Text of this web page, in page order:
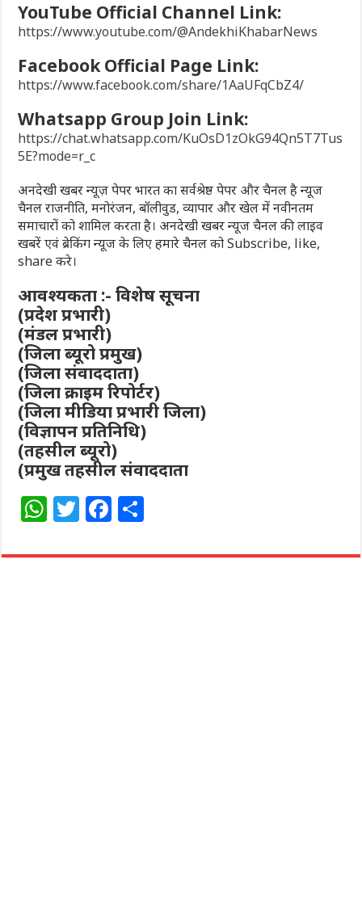
YouTube Official Channel Link:
https://www.youtube.com/@AndekhiKhabarNews
Facebook Official Page Link:
https://www.facebook.com/share/1AaUFqCbZ4/
Whatsapp Group Join Link:
https://chat.whatsapp.com/KuOsD1zOkG94Qn5T7Tus
5E?mode=r_c
अनदेखी खबर न्यूज़ पेपर भारत का सर्वश्रेष्ठ पेपर और चैनल है न्यूज
चैनल राजनीति, मनोरंजन, बॉलीवुड, व्यापार और खेल में नवीनतम
समाचारों को शामिल करता है। अनदेखी खबर न्यूज चैनल की लाइव
खबरें एवं ब्रेकिंग न्यूज के लिए हमारे चैनल को Subscribe, like,
share करे।
आवश्यकता :- विशेष सूचना
(प्रदेश प्रभारी)
(मंडल प्रभारी)
(जिला ब्यूरो प्रमुख)
(जिला संवाददाता)
(जिला क्राइम रिपोर्टर)
(जिला मीडिया प्रभारी जिला)
(विज्ञापन प्रतिनिधि)
(तहसील ब्यूरो)
(प्रमुख तहसील संवाददाता
W
at
T
itt
F
c ar